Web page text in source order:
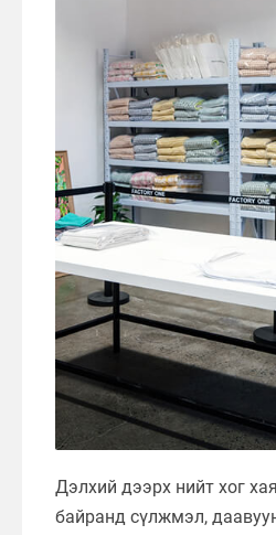
Дэлхий дээрх нийт хог
байранд сүлжмэл,